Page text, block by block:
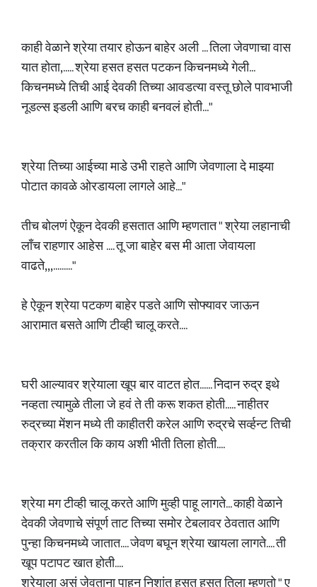
काही वेळाने श्रेया तयार होऊन बाहेर अली ... तिला जेवणाचा वास
यात होता,..... श्रेया हसत हसत पटकन किचनमध्ये गेली...
किचनमध्ये तिची आई देवकी तिच्या आवडत्या वस्तू छोले पावभाजी
नूडल्स इडली आणि बरच काही बनवलं होती..."
श्रेया तिच्या आईच्या माडे उभी राहते आणि जेवणाला दे माझ्या
पोटात कावळे ओरडायला लागले आहे..."
तीच बोलणं ऐकून देवकी हसतात आणि म्हणतात " श्रेया लहानाची
लाँच राहणार आहेस .... तू जा बाहेर बस मी आता जेवायला
वाढते,,,........."
हे ऐकून श्रेया पटकण बाहेर पडते आणि सोफ्यावर जाऊन
आरामात बसते आणि टीव्ही चालू करते....
घरी आल्यावर श्रेयाला खूप बार वाटत होत...... निदान रुद्र इथे
नव्हता त्यामुळे तीला जे हवं ते ती करू शकत होती..... नाहीतर
रुद्रच्या मेंशन मध्ये ती काहीतरी करेल आणि रुद्रचे सर्व्हन्ट तिची
तक्रार करतील कि काय अशी भीती तिला होती....
श्रेया मग टीव्ही चालू करते आणि मुव्ही पाहू लागते... काही वेळाने
देवकी जेवणाचे संपूर्ण ताट तिच्या समोर टेबलावर ठेवतात आणि
पुन्हा किचनमध्ये जातात.... जेवण बघून श्रेया खायला लागते.... ती
खूप पटापट खात होती....